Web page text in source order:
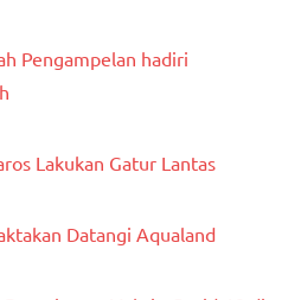
Pengampelan hadiri
Lakukan Gatur Lantas
Datangi Aqualand